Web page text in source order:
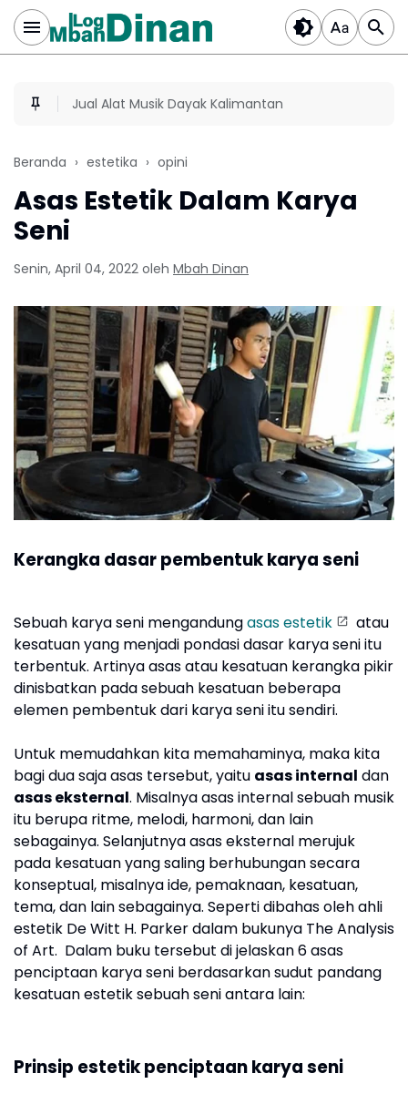
Jual Alat Musik Dayak Kalimantan
Beranda estetika opini
Asas Estetik Dalam Karya
Seni
Senin, April 04, 2022 oleh Mbah Dinan
Kerangka dasar pembentuk karya seni
Sebuah karya seni mengandungasas estetik
atau
kesatuan yang menjadi pondasi dasar karya seni itu
terbentuk. Artinya asas atau kesatuan kerangka pikir
dinisbatkan pada sebuah kesatuan beberapa
elemen pembentuk dari karya seni itu sendiri.
Untuk memudahkan kita memahaminya, maka kita
bagi dua saja asas tersebut, yaitu asas internal dan
asas eksternal. Misalnya asas internal sebuah musik
itu berupa ritme, melodi, harmoni, dan lain
sebagainya. Selanjutnya asas eksternal merujuk
pada kesatuan yang saling berhubungan secara
konseptual, misalnya ide, pemaknaan, kesatuan,
tema, dan lain sebagainya. Seperti dibahas oleh ahli
estetik De Witt H. Parker dalam bukunya The Analysis
of Art. Dalam buku tersebut di jelaskan 6 asas
penciptaan karya seni berdasarkan sudut pandang
kesatuan estetik sebuah seni antara lain:
Prinsip estetik penciptaan karya seni